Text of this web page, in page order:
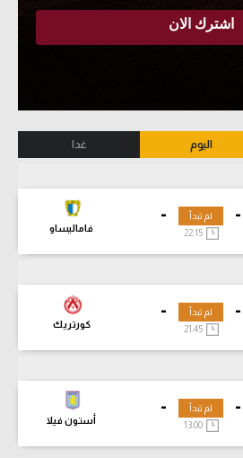
اليوم غدا
-
-
فاماليساو
لم تبدأ
22:15
-
-
كورتريك
لم تبدأ
21:45
-
-
أستون فيلا
لم تبدأ
13:00